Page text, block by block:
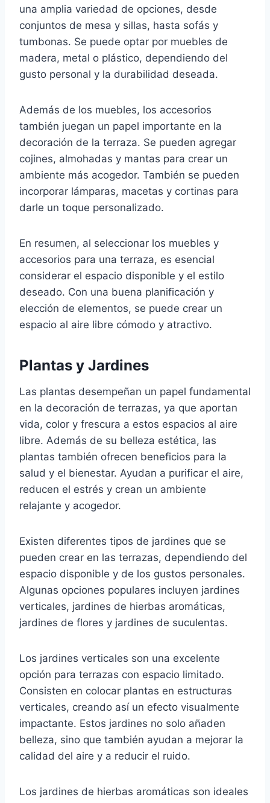
una amplia variedad de opciones, desde
conjuntos de mesa y sillas, hasta sofás y
tumbonas. Se puede optar por muebles de
madera, metal o plástico, dependiendo del
gusto personal y la durabilidad deseada.
Además de los muebles, los accesorios
también juegan un papel importante en la
decoración de la terraza. Se pueden agregar
cojines, almohadas y mantas para crear un
ambiente más acogedor. También se pueden
incorporar lámparas, macetas y cortinas para
darle un toque personalizado.
En resumen, al seleccionar los muebles y
accesorios para una terraza, es esencial
considerar el espacio disponible y el estilo
deseado. Con una buena planificación y
elección de elementos, se puede crear un
espacio al aire libre cómodo y atractivo.
Plantas y Jardines
Las plantas desempeñan un papel fundamental
en la decoración de terrazas, ya que aportan
vida, color y frescura a estos espacios al aire
libre. Además de su belleza estética, las
plantas también ofrecen beneficios para la
salud y el bienestar. Ayudan a purificar el aire,
reducen el estrés y crean un ambiente
relajante y acogedor.
Existen diferentes tipos de jardines que se
pueden crear en las terrazas, dependiendo del
espacio disponible y de los gustos personales.
Algunas opciones populares incluyen jardines
verticales, jardines de hierbas aromáticas,
jardines de flores y jardines de suculentas.
Los jardines verticales son una excelente
opción para terrazas con espacio limitado.
Consisten en colocar plantas en estructuras
verticales, creando así un efecto visualmente
impactante. Estos jardines no solo añaden
belleza, sino que también ayudan a mejorar la
calidad del aire y a reducir el ruido.
Los jardines de hierbas aromáticas son ideales